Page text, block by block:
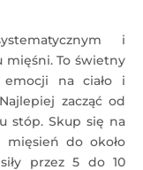
i
To świetny
na ciało i
zacząć od
stóp. Skup się na
do około
przez 5 do 10